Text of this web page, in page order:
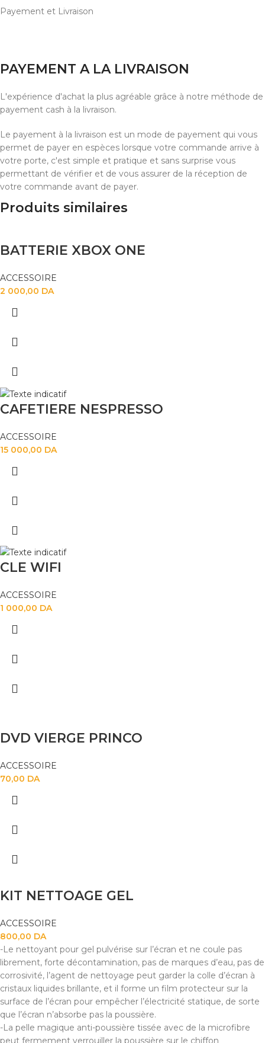
Payement et Livraison
PAYEMENT A LA LIVRAISON
L'expérience d'achat la plus agréable grâce à notre méthode de
payement cash à la livraison.
Le payement à la livraison est un mode de payement qui vous
permet de payer en espèces lorsque votre commande arrive à
votre porte, c'est simple et pratique et sans surprise vous
permettant de vérifier et de vous assurer de la réception de
votre commande avant de payer.
Produits similaires
BATTERIE XBOX ONE
ACCESSOIRE
2 000,00 DA
CAFETIERE NESPRESSO
ACCESSOIRE
15 000,00 DA
CLE WIFI
ACCESSOIRE
1 000,00 DA
DVD VIERGE PRINCO
ACCESSOIRE
70,00 DA
KIT NETTOAGE GEL
ACCESSOIRE
800,00 DA
-Le nettoyant pour gel pulvérise sur l’écran et ne coule pas
librement, forte décontamination, pas de marques d’eau, pas de
corrosivité, l’agent de nettoyage peut garder la colle d’écran à
cristaux liquides brillante, et il forme un film protecteur sur la
surface de l’écran pour empêcher l’électricité statique, de sorte
que l’écran n’absorbe pas la poussière.
-La pelle magique anti-poussière tissée avec de la microfibre
peut fermement verrouiller la poussière sur le chiffon